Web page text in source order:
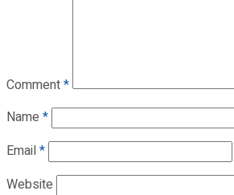
Comment*
Name *
Email*
Website